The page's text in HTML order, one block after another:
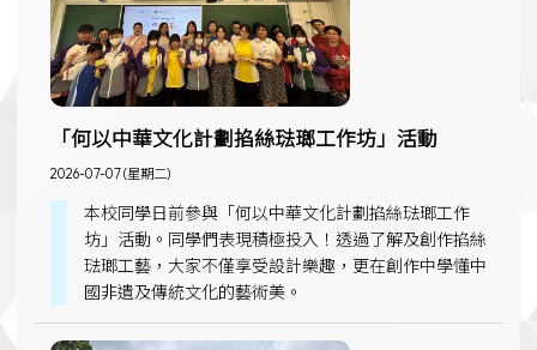
「何以中華文化計劃掐絲琺瑯工作坊」活動
2026-07-07 (星期二)
本校同學日前參與「何以中華文化計劃掐絲琺瑯工作
坊」活動。同學們表現積極投入！透過了解及創作掐絲
琺瑯工藝，大家不僅享受設計樂趣，更在創作中學懂中
國非遺及傳統文化的藝術美。